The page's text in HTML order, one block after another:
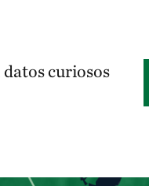
curiosos